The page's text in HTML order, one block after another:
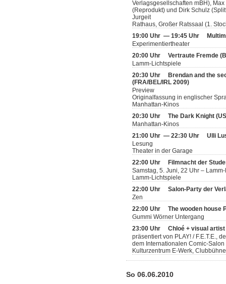
Verlagsgesellschaften mBH),
(Reprodukt) und Dirk Schulz
Jurgeit
Rathaus, Großer Ratssaal (1.
19:00 Uhr — 19:45 Uhr
Experimentiertheater
20:00 Uhr Vertraute Fremde
Lamm-Lichtspiele
20:30 Uhr
Brendan and the
(FRA/BEL/IRL 2009)
Preview
Originalfassung in englischer
Manhattan-Kinos
20:30 Uhr The Dark Knight
Manhattan-Kinos
21:00 Uhr — 22:30 Uhr Ulli
Lesung
Theater in der Garage
22:00 Uhr
Filmnacht der
Samstag, 5. Juni, 22 Uhr –
Lamm-Lichtspiele
22:00 Uhr Salon-Party der
Zen
22:00 Uhr The wooden house
Gummi Wörner Untergang
23:00 Uhr Chloé + visual
präsentiert von PLAY! / F.E.T.E.,
dem Internationalen Comic-
Kulturzentrum E-Werk, Clubbühne
So 06.06.2010